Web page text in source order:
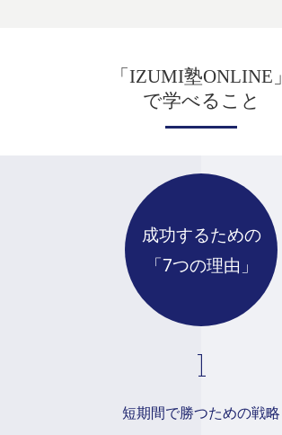
「IZUMI塾ONLINE 」
で学べること
成功するための
「7つの理由」
短期間で勝つための戦略